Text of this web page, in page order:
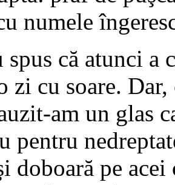
numele
spus că atunci a
zi cu soare.
am un glas
pentru
doboară pe